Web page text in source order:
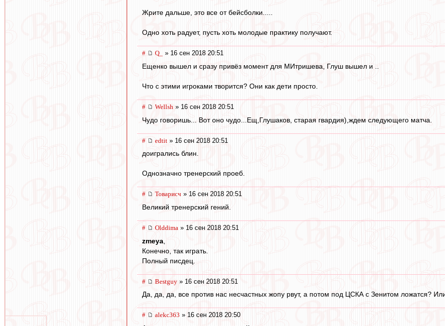
Жрите дальше, это все от бейсболки.....
Одно хоть радует, пусть хоть молодые практику получают.
# Q_ » 16 сен 2018 20:51
Ещенко вышел и сразу привёз момент для МИтришева, Глуш вышел и ..
Что с этими игроками творится? Они как дети просто.
# Wellsh » 16 сен 2018 20:51
Чудо говоришь... Вот оно чудо...Ещ,Глушаков, старая гвардия),ждем следующего матча.
# edtit » 16 сен 2018 20:51
доигрались блин.
Однозначно тренерский проеб.
# Товарисч » 16 сен 2018 20:51
Великий тренерский гений.
# Olddima » 16 сен 2018 20:51
zmeya
Конечно, так играть.
Полный писдец.
# Bestguy » 16 сен 2018 20:51
Да, да, да, все против нас несчастных жопу рвут, а потом под ЦСКА с Зенитом ложатся?
# alekc363 » 16 сен 2018 20:50